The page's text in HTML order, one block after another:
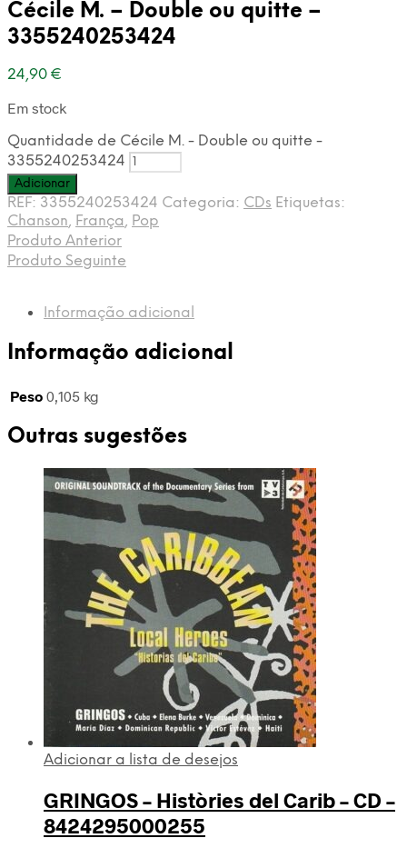
Cécile M. – Double ou quitte –
3355240253424
24,90 €
Em stock
Quantidade de Cécile M. - Double ou quitte -
3355240253424
Adicionar
REF: 3355240253424 Categoria: CDs Etiquetas:
Chanson, França, Pop
Produto Anterior
Produto Seguinte
Informação adicional
Informação adicional
Peso 0,105 kg
Outras sugestões
Adicionar a lista de desejos
GRINGOS ‎– Històries del Carib – CD –
8424295000255